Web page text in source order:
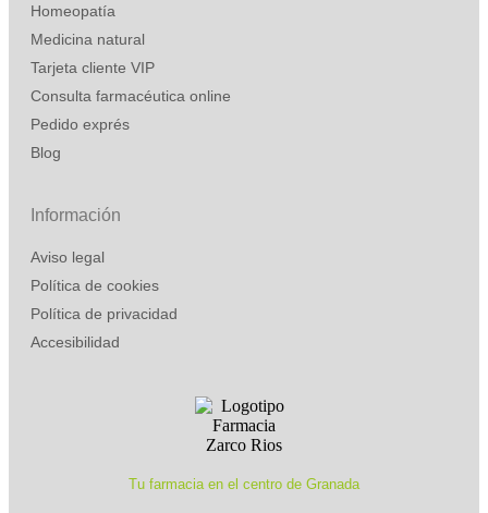
Homeopatía
Medicina natural
Tarjeta cliente VIP
Consulta farmacéutica online
Pedido exprés
Blog
Información
Aviso legal
Política de cookies
Política de privacidad
Accesibilidad
Tu farmacia en el centro de Granada